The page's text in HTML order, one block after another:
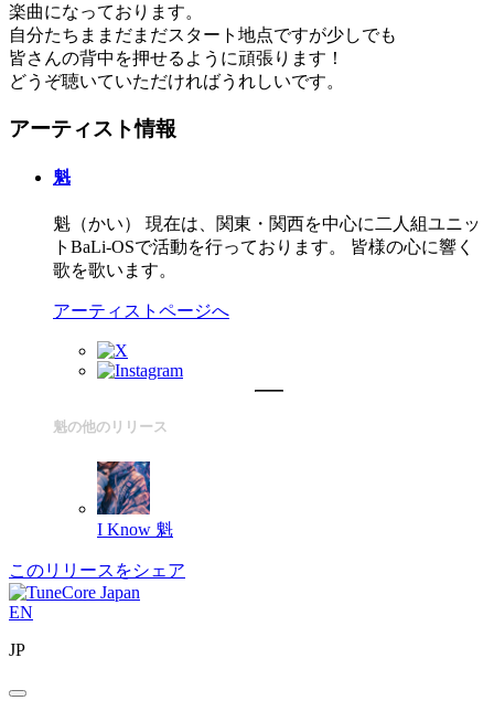
楽曲になっております。
自分たちままだまだスタート地点ですが少しでも
皆さんの背中を押せるように頑張ります！
どうぞ聴いていただければうれしいです。
アーティスト情報
魁
魁（かい） 現在は、関東・関西を中心に二人組ユニッ
トBaLi-OSで活動を行っております。 皆様の心に響く
歌を歌います。
アーティストページへ
魁の他のリリース
I Know 魁
このリリースをシェア
EN
JP